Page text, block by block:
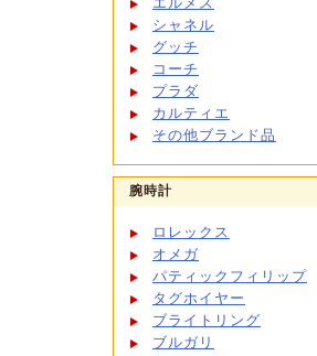
エルメス
シャネル
グッチ
コーチ
プラダ
カルティエ
その他ブランド品
腕時計
ロレックス
オメガ
パティックフィリップ
タグホイヤー
ブライトリング
ブルガリ